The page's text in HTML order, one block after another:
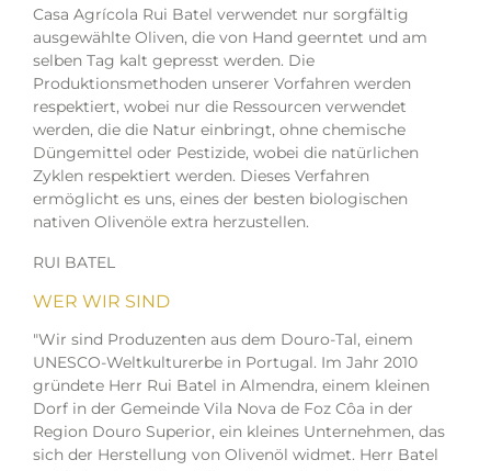
Casa Agrícola Rui Batel verwendet nur sorgfältig
ausgewählte Oliven, die von Hand geerntet und am
selben Tag kalt gepresst werden. Die
Produktionsmethoden unserer Vorfahren werden
respektiert, wobei nur die Ressourcen verwendet
werden, die die Natur einbringt, ohne chemische
Düngemittel oder Pestizide, wobei die natürlichen
Zyklen respektiert werden. Dieses Verfahren
ermöglicht es uns, eines der besten biologischen
nativen Olivenöle extra herzustellen.
RUI BATEL
WER WIR SIND
"Wir sind Produzenten aus dem Douro-Tal, einem
UNESCO-Weltkulturerbe in Portugal. Im Jahr 2010
gründete Herr Rui Batel in Almendra, einem kleinen
Dorf in der Gemeinde Vila Nova de Foz Côa in der
Region Douro Superior, ein kleines Unternehmen, das
sich der Herstellung von Olivenöl widmet. Herr Batel